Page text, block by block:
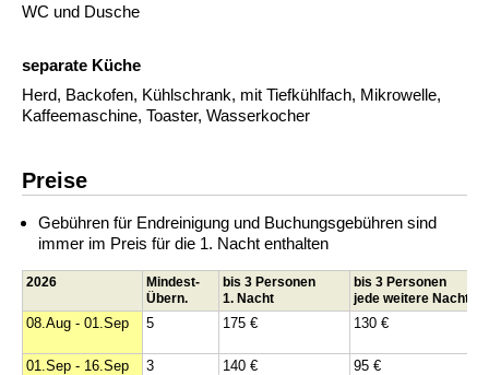
WC und Dusche
separate Küche
Herd, Backofen, Kühlschrank, mit Tiefkühlfach, Mikrowelle,
Kaffeemaschine, Toaster, Wasserkocher
Preise
Gebühren für Endreinigung und Buchungsgebühren sind
immer im Preis für die 1. Nacht enthalten
2026
Mindest-
Übern.
bis 3 Personen
1. Nacht
bis 3 Personen
jede weitere Nacht
08.Aug - 01.Sep 5 175 € 130 €
01.Sep - 16.Sep
3 140 € 95 €